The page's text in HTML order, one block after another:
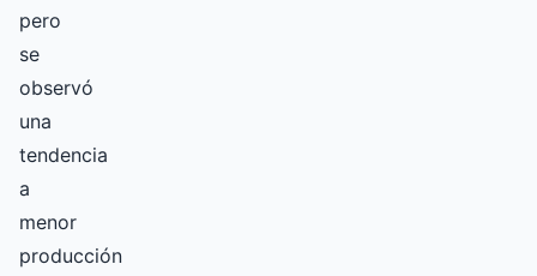
pero
se
observó
una
tendencia
a
menor
producción